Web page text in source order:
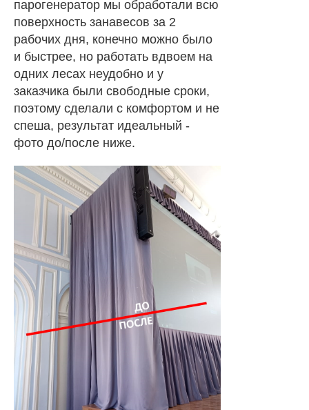
парогенератор мы обработали всю
поверхность занавесов за 2
рабочих дня, конечно можно было
и быстрее, но работать вдвоем на
одних лесах неудобно и у
заказчика были свободные сроки,
поэтому сделали с комфортом и не
спеша, результат идеальный -
фото до/после ниже.